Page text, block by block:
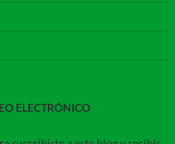
ELECTRÓNICO